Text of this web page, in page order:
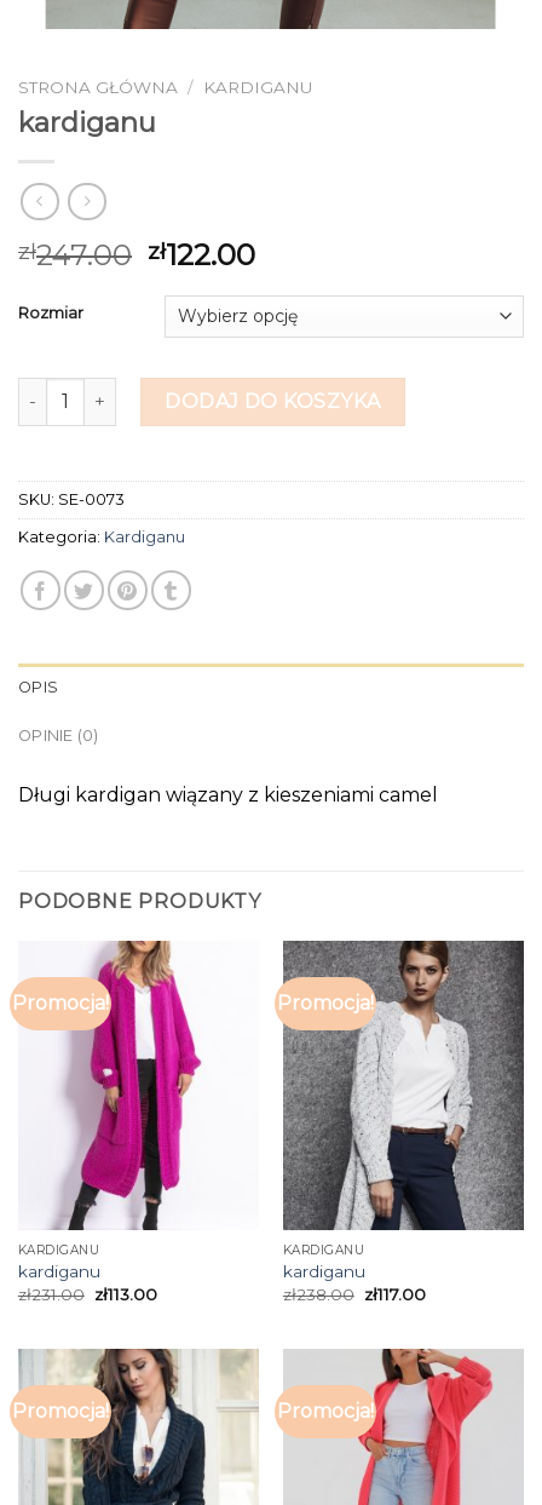
STRONA GŁÓWNA / KARDIGANU
kardiganu
zł247.00 zł122.00
Rozmiar
ilość kardiganu DODAJ DO KOSZYKA
SKU: SE-0073
Kategoria: Kardiganu
OPIS
OPINIE (0)
Długi kardigan wiązany z kieszeniami camel
PODOBNE PRODUKTY
Promocja!
KARDIGANU
kardiganu
zł231.00 zł113.00
Promocja!
KARDIGANU
kardiganu
zł238.00 zł117.00
Promocja! Promocja!